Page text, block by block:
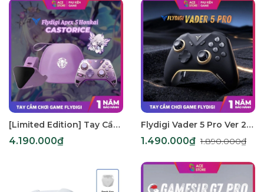
[Limited Edition] Tay Cầm Flydigi APEX 5 Castorice – Phiên Bản Giới Hạn Honkai Star Rail | Force Feedback, Pin 1500mAh
4.190.000₫
Flydigi Vader 5 Pro Ver 2 – Siêu Phẩm Tay Cầm Năm 2026 Chính Hãng Flydigi
1.490.000₫1.890.000₫